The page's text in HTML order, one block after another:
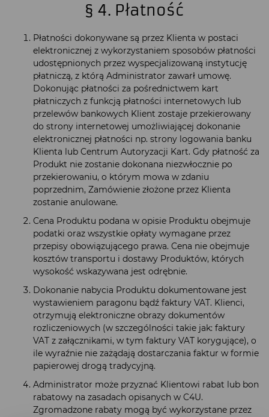
§ 4. Płatność
Płatności dokonywane są przez Klienta w postaci
elektronicznej z wykorzystaniem sposobów płatności
udostępnionych przez wyspecjalizowaną instytucję
płatniczą, z którą Administrator zawarł umowę.
Dokonując płatności za pośrednictwem kart
płatniczych z funkcją płatności internetowych lub
przelewów bankowych Klient zostaje przekierowany
do strony internetowej umożliwiającej dokonanie
elektronicznej płatności np. strony logowania banku
Klienta lub Centrum Autoryzacji Kart. Gdy płatność za
Produkt nie zostanie dokonana niezwłocznie po
przekierowaniu, o którym mowa w zdaniu
poprzednim, Zamówienie złożone przez Klienta
zostanie anulowane.
Cena Produktu podana w opisie Produktu obejmuje
podatki oraz wszystkie opłaty wymagane przez
przepisy obowiązującego prawa. Cena nie obejmuje
kosztów transportu i dostawy Produktów, których
wysokość wskazywana jest odrębnie.
Dokonanie nabycia Produktu dokumentowane jest
wystawieniem paragonu bądź faktury VAT. Klienci,
otrzymują elektroniczne obrazy dokumentów
rozliczeniowych (w szczególności takie jak: faktury
VAT z załącznikami, w tym faktury VAT korygujące), o
ile wyraźnie nie zażądają dostarczania faktur w formie
papierowej drogą tradycyjną.
Administrator może przyznać Klientowi rabat lub bon
rabatowy na zasadach opisanych w C4U.
Zgromadzone rabaty mogą być wykorzystane przez